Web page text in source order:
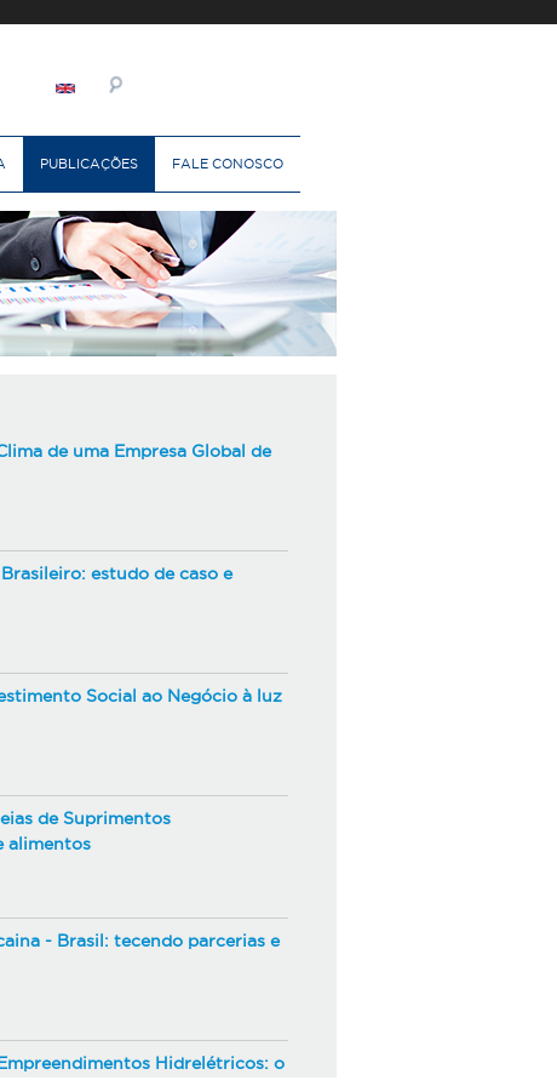
PUBLICAÇÕES FALE CONOSCO
de uma Empresa Global de
estudo de caso e
Social ao Negócio à luz
de Suprimentos
alimentos
- Brasil: tecendo parcerias e
Hidrelétricos: o